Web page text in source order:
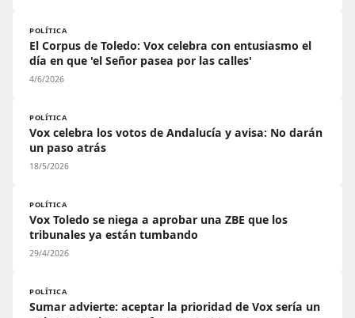
POLÍTICA
El Corpus de Toledo: Vox celebra con entusiasmo el
día en que 'el Señor pasea por las calles'
4/6/2026
POLÍTICA
Vox celebra los votos de Andalucía y avisa: No darán
un paso atrás
18/5/2026
POLÍTICA
Vox Toledo se niega a aprobar una ZBE que los
tribunales ya están tumbando
29/4/2026
POLÍTICA
Sumar advierte: aceptar la prioridad de Vox sería un